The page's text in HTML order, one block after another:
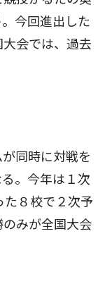
今回進出した
大会では、過去
同時に対戦を
。今年は１次
た８校で２次予
みが全国大会